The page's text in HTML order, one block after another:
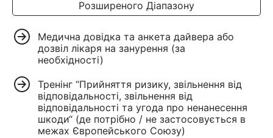
Розширеного Діапазону
Медична довідка та анкета дайвера або
дозвіл лікаря на занурення (за
необхідності)
Тренінг “Прийняття ризику, звільнення від
відповідальності, звільнення від
відповідальності та угода про ненанесення
шкоди“ (де потрібно / не застосовується в
межах Європейського Союзу)